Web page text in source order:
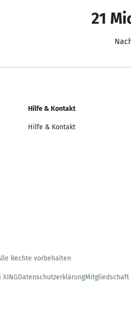
21
Hilfe & Kontakt
Hilfe & Kontakt
Rechte vorbehalten
DatenschutzerklärungMitgliedschaft